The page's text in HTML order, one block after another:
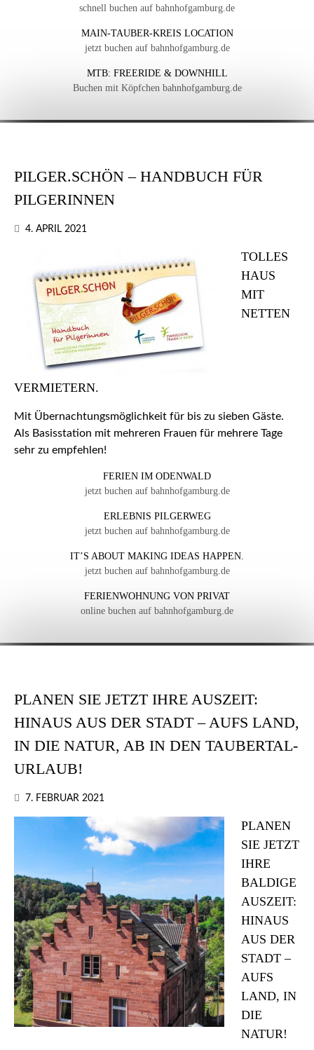
schnell buchen auf bahnhofgamburg.de
MAIN-TAUBER-KREIS LOCATION
jetzt buchen auf bahnhofgamburg.de
MTB: FREERIDE & DOWNHILL
Buchen mit Köpfchen bahnhofgamburg.de
PILGER.SCHÖN – HANDBUCH FÜR
PILGERINNEN
4. APRIL 2021
TOLLES
HAUS
MIT
NETTEN
VERMIETERN.
Mit Übernachtungsmöglichkeit für bis zu sieben Gäste.
Als Basisstation mit mehreren Frauen für mehrere Tage
sehr zu empfehlen!
FERIEN IM ODENWALD
jetzt buchen auf bahnhofgamburg.de
ERLEBNIS PILGERWEG
jetzt buchen auf bahnhofgamburg.de
IT’S ABOUT MAKING IDEAS HAPPEN.
jetzt buchen auf bahnhofgamburg.de
FERIENWOHNUNG VON PRIVAT
online buchen auf bahnhofgamburg.de
PLANEN SIE JETZT IHRE AUSZEIT:
HINAUS AUS DER STADT – AUFS LAND,
IN DIE NATUR, AB IN DEN TAUBERTAL-
URLAUB!
7. FEBRUAR 2021
PLANEN
SIE JETZT
IHRE
BALDIGE
AUSZEIT:
HINAUS
AUS DER
STADT –
AUFS
LAND, IN
DIE
NATUR!